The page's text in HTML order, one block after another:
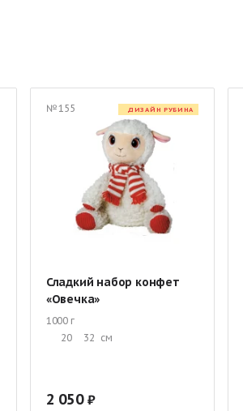
№ 155 ДИЗАЙН РУБИНА
Сладкий набор конфет
«Овечка»
1000 г
20
32 см
2 050